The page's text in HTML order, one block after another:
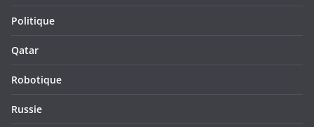
Politique
Qatar
Robotique
Russie